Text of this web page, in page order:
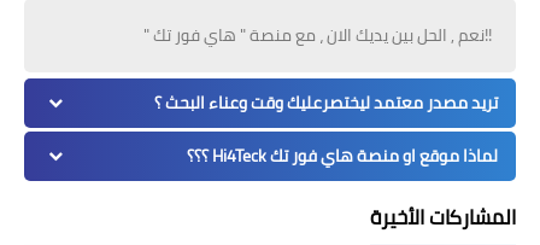
!!نعم , الحل بين يديك الان ، مع منصة " هاي فور تك "
تريد مصدر معتمد ليختصرعليك وقت وعناء البحث ؟
لماذا موقع او منصة هاي فور تك Hi4Teck ؟؟؟
المشاركات الأخيرة